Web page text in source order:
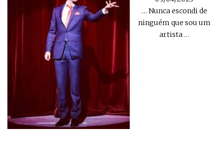
… Nunca escondi de
ninguém que sou um
artista …